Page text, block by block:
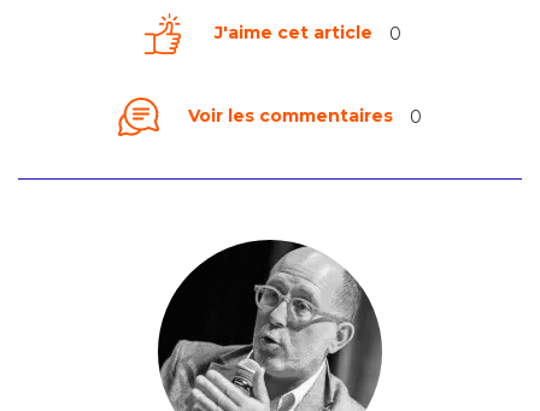
J'aime cet article 0
Voir les commentaires 0